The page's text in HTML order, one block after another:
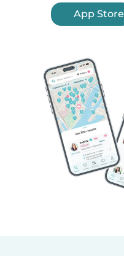
App Store